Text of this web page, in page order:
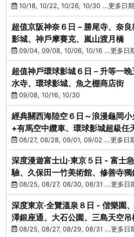
(庄內/庄內)
10/18, 10/22, 10/26, 10/30 ...更多日期
超值京阪神奈６日－勝尾寺、奈
影城、神戶摩賽克、嵐山渡月橋
09/04, 09/08, 10/06, 10/16 ...更多日
超值神戶環球影城６日－升等一
水寺、環球影城、魚之棚商店街
09/08, 10/16, 10/30
經典關西海陸空６日～浪漫龜岡
+有馬空中纜車、環球影城超級任
08/27, 08/28, 09/01, 09/02 ...更多日
深度漫遊富士山‧東京５日 - 富士
驗、久保田一竹美術館、修善寺
SAPHIR踴子號
08/25, 08/27, 08/30, 08/31 ...更多日
深度東京‧全覽溫泉８日 - 偕樂園
澤銀座通、大石公園、三島天空
海鮮食べ放題
08/25, 08/27, 08/29, 08/31 ...更多日